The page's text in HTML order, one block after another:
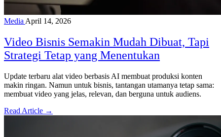
Media April 14, 2026
Video Bisnis Semakin Mudah Dibuat, Tapi
Strategi Tetap yang Menentukan
Update terbaru alat video berbasis AI membuat produksi konten
makin ringan. Namun untuk bisnis, tantangan utamanya tetap sama:
membuat video yang jelas, relevan, dan berguna untuk audiens.
Read Article →